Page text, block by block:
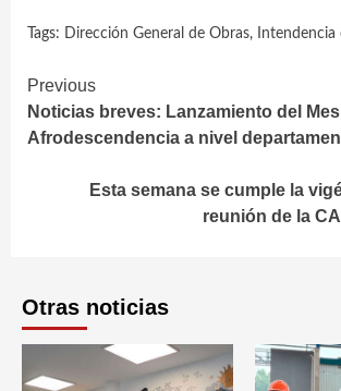
Tags: Dirección General de Obras, Intendencia
Continue
Reading
Previous
Noticias breves: Lanzamiento del
Afrodescendencia a nivel
Esta semana se cumple la
reunión de la
Otras noticias